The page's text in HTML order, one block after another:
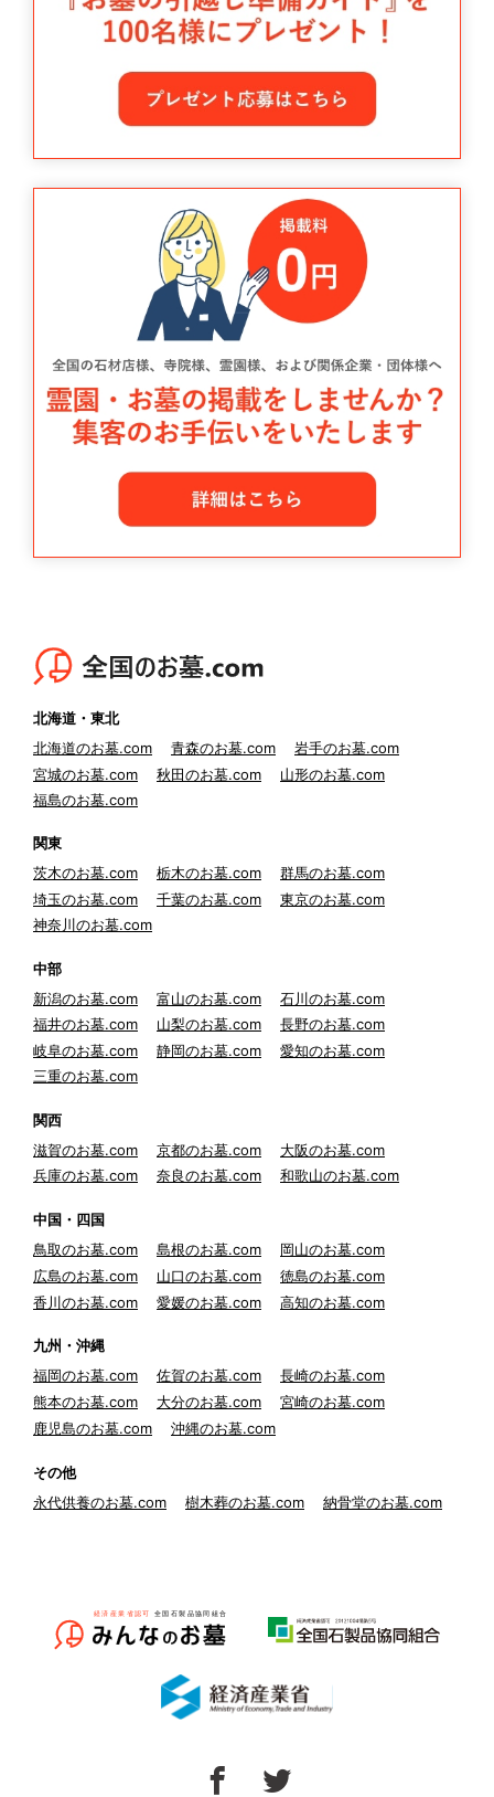
北海道・東北
北海道のお墓.com
青森のお墓.com
岩手のお墓.com
宮城のお墓.com
秋田のお墓.com
山形のお墓.com
福島のお墓.com
関東
茨木のお墓.com
栃木のお墓.com
群馬のお墓.com
埼玉のお墓.com
千葉のお墓.com
東京のお墓.com
神奈川のお墓.com
中部
新潟のお墓.com
富山のお墓.com
石川のお墓.com
福井のお墓.com
山梨のお墓.com
長野のお墓.com
岐阜のお墓.com
静岡のお墓.com
愛知のお墓.com
三重のお墓.com
関西
滋賀のお墓.com
京都のお墓.com
大阪のお墓.com
兵庫のお墓.com
奈良のお墓.com 和歌山のお墓.com
中国・四国
鳥取のお墓.com
島根のお墓.com
岡山のお墓.com
広島のお墓.com
山口のお墓.com
徳島のお墓.com
香川のお墓.com
愛媛のお墓.com 高知のお墓.com
九州・沖縄
福岡のお墓.com
佐賀のお墓.com
長崎のお墓.com
熊本のお墓.com
大分のお墓.com
宮崎のお墓.com
鹿児島のお墓.com
沖縄のお墓.com
その他
永代供養のお墓.com
樹木葬のお墓.com 納骨堂のお墓.com